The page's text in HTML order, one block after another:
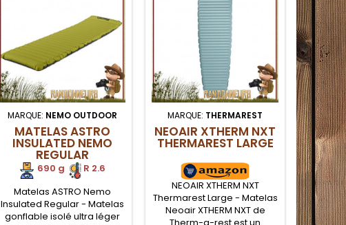
MARQUE: NEMO OUTDOOR
MATELAS ASTRO
INSULATED NEMO
REGULAR
690 g
R 2.6
Matelas ASTRO Nemo
Insulated Regular - Matelas
gonflable isolé ultra léger
MARQUE: THERMAREST
NEOAIR XTHERM NXT
THERMAREST LARGE
NEOAIR XTHERM NXT
Thermarest Large - Matelas
Neoair XTHERM NXT de
Matelas
Wide -